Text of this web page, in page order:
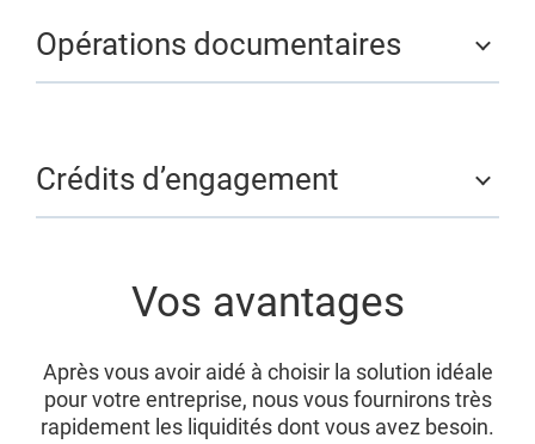
Opérations documentaires
Crédits d’engagement
Vos avantages
Après vous avoir aidé à choisir la solution idéale
pour votre entreprise, nous vous fournirons très
rapidement les liquidités dont vous avez besoin.